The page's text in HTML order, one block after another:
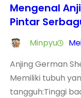
Mengenal
Pintar
Minpyu
Anjing German
Memiliki tubuh
tangguh:Tinggi